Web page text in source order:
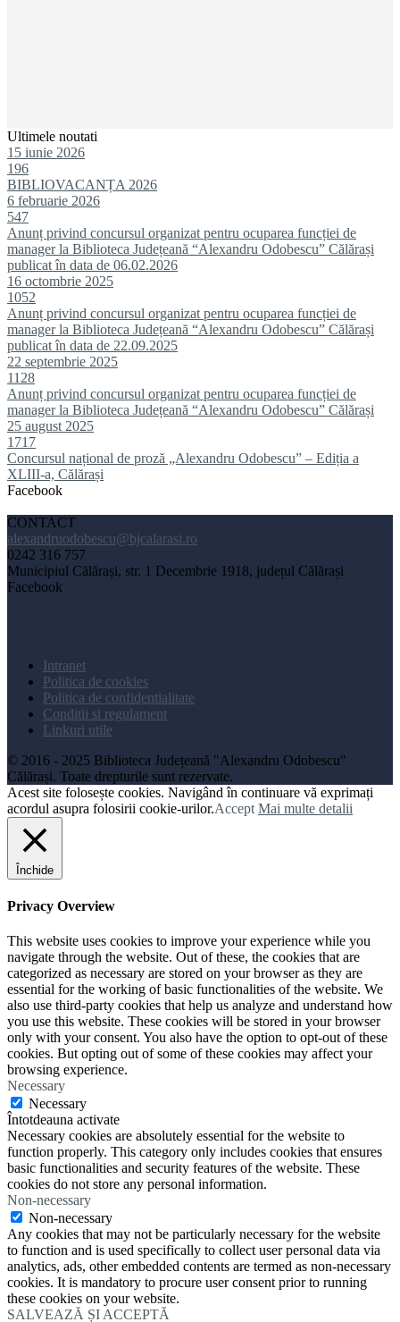
Ultimele noutati
15 iunie 2026
196
BIBLIOVACANȚA 2026
6 februarie 2026
547
Anunț privind concursul organizat pentru ocuparea funcției de
manager la Biblioteca Județeană “Alexandru Odobescu” Călărași
publicat în data de 06.02.2026
16 octombrie 2025
1052
Anunț privind concursul organizat pentru ocuparea funcției de
manager la Biblioteca Județeană “Alexandru Odobescu” Călărași
publicat în data de 22.09.2025
22 septembrie 2025
1128
Anunț privind concursul organizat pentru ocuparea funcției de
manager la Biblioteca Județeană “Alexandru Odobescu” Călărași
25 august 2025
1717
Concursul național de proză „Alexandru Odobescu” – Ediția a
XLIII-a, Călărași
Facebook
CONTACT
alexandruodobescu@bjcalarasi.ro
0242 316 757
Municipiul Călărași, str. 1 Decembrie 1918, județul Călărași
Facebook
Intranet
Politica de cookies
Politica de confidentialitate
Conditii si regulament
Linkuri utile
© 2016 - 2025 Biblioteca Județeană "Alexandru Odobescu"
Călărași. Toate drepturile sunt rezervate.
Acest site folosește cookies. Navigând în continuare vă exprimați
acordul asupra folosirii cookie-urilor.Accept Mai multe detalii
Închide
Privacy Overview
This website uses cookies to improve your experience while you
navigate through the website. Out of these, the cookies that are
categorized as necessary are stored on your browser as they are
essential for the working of basic functionalities of the website. We
also use third-party cookies that help us analyze and understand how
you use this website. These cookies will be stored in your browser
only with your consent. You also have the option to opt-out of these
cookies. But opting out of some of these cookies may affect your
browsing experience.
Necessary
Necessary
Întotdeauna activate
Necessary cookies are absolutely essential for the website to
function properly. This category only includes cookies that ensures
basic functionalities and security features of the website. These
cookies do not store any personal information.
Non-necessary
Non-necessary
Any cookies that may not be particularly necessary for the website
to function and is used specifically to collect user personal data via
analytics, ads, other embedded contents are termed as non-necessary
cookies. It is mandatory to procure user consent prior to running
these cookies on your website.
SALVEAZĂ ȘI ACCEPTĂ